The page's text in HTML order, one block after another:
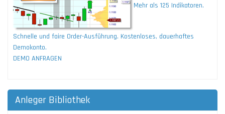
Mehr als 125 Indikatoren.
Schnelle und faire Order-Ausführung. Kostenloses, dauerhaftes
Demokonto.
DEMO ANFRAGEN
Anleger Bibliothek